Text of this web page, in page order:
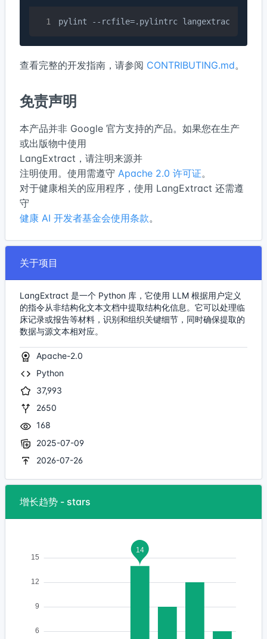
pylint --rcfile=.pylintrc langextract tests
查看完整的开发指南，请参阅 CONTRIBUTING.md。
免责声明
本产品并非 Google 官方支持的产品。如果您在生产
或出版物中使用
LangExtract，请注明来源并
注明使用。使用需遵守 Apache 2.0 许可证。
对于健康相关的应用程序，使用 LangExtract 还需遵
守
健康 AI 开发者基金会使用条款。
关于项目
LangExtract 是一个 Python 库，它使用 LLM 根据用户定义
的指令从非结构化文本文档中提取结构化信息。它可以处理临
床记录或报告等材料，识别和组织关键细节，同时确保提取的
数据与源文本相对应。
Apache-2.0
Python
37,993
2650
168
2025-07-09
2026-07-26
增长趋势 - stars